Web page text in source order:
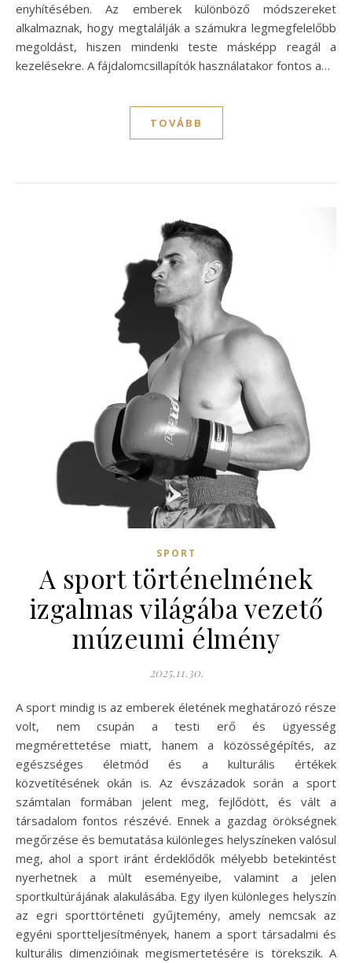
enyhítésében. Az emberek különböző módszereket
alkalmaznak, hogy megtalálják a számukra legmegfelelőbb
megoldást, hiszen mindenki teste másképp reagál a
kezelésekre. A fájdalomcsillapítók használatakor fontos a…
TOVÁBB
SPORT
A sport történelmének
izgalmas világába vezető
múzeumi élmény
2025.11.30.
A sport mindig is az emberek életének meghatározó része
volt, nem csupán a testi erő és ügyesség
megmérettetése miatt, hanem a közösségépítés, az
egészséges életmód és a kulturális értékek
közvetítésének okán is. Az évszázadok során a sport
számtalan formában jelent meg, fejlődött, és vált a
társadalom fontos részévé. Ennek a gazdag örökségnek
megőrzése és bemutatása különleges helyszíneken valósul
meg, ahol a sport iránt érdeklődők mélyebb betekintést
nyerhetnek a múlt eseményeibe, valamint a jelen
sportkultúrájának alakulásába. Egy ilyen különleges helyszín
az egri sporttörténeti gyűjtemény, amely nemcsak az
egyéni sportteljesítmények, hanem a sport társadalmi és
kulturális dimenzióinak megismertetésére is törekszik. A